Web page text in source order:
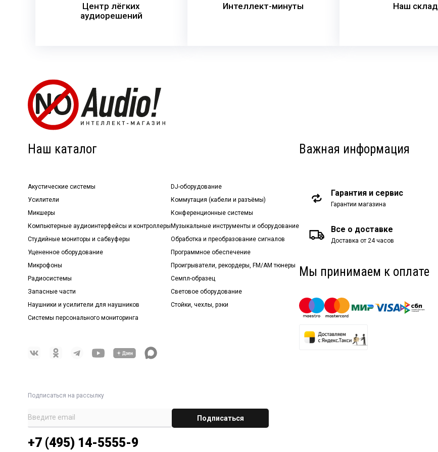
Центр лёгких
аудиорешений
Интеллект-минуты Наш склад
Наш каталог
Акустические системы
Усилители
Микшеры
Компьютерные аудиоинтерфейсы и контроллеры
Студийные мониторы и сабвуферы
Уцененное оборудование
Микрофоны
Радиосистемы
Запасные части
Наушники и усилители для наушников
Системы персонального мониторинга
DJ-оборудование
Коммутация (кабели и разъёмы)
Конференционные системы
Музыкальные инструменты и оборудование
Обработка и преобразование сигналов
Программное обеспечение
Проигрыватели, рекордеры, FM/AM тюнеры
Семпл-образец
Световое оборудование
Стойки, чехлы, рэки
Подписаться на рассылку
+7 (495) 14-5555-9
Важная информация
Гарантия и сервис
Гарантии магазина
Все о доставке
Доставка от 24 часов
Мы принимаем к оплате